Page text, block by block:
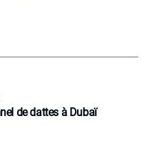
de dattes à Dubaï